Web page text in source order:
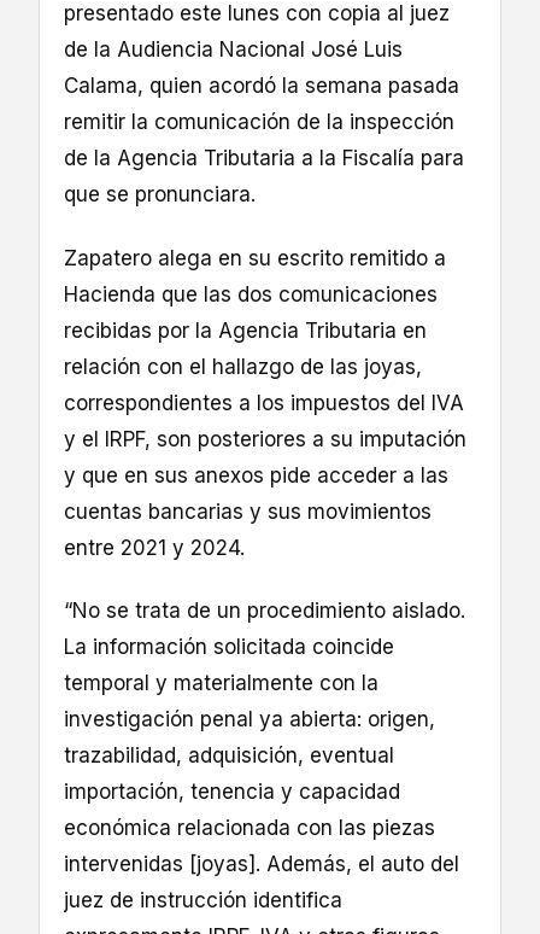
presentado este lunes con copia al juez
de la Audiencia Nacional José Luis
Calama, quien acordó la semana pasada
remitir la comunicación de la inspección
de la Agencia Tributaria a la Fiscalía para
que se pronunciara.
Zapatero alega en su escrito remitido a
Hacienda que las dos comunicaciones
recibidas por la Agencia Tributaria en
relación con el hallazgo de las joyas,
correspondientes a los impuestos del IVA
y el IRPF, son posteriores a su imputación
y que en sus anexos pide acceder a las
cuentas bancarias y sus movimientos
entre 2021 y 2024.
“No se trata de un procedimiento aislado.
La información solicitada coincide
temporal y materialmente con la
investigación penal ya abierta: origen,
trazabilidad, adquisición, eventual
importación, tenencia y capacidad
económica relacionada con las piezas
intervenidas [joyas]. Además, el auto del
juez de instrucción identifica